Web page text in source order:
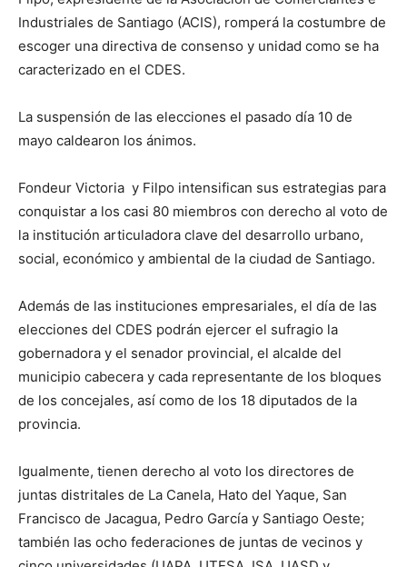
Industriales de Santiago (ACIS), romperá la costumbre de
escoger una directiva de consenso y unidad como se ha
caracterizado en el CDES.
La suspensión de las elecciones el pasado día 10 de
mayo caldearon los ánimos.
Fondeur Victoria y Filpo intensifican sus estrategias para
conquistar a los casi 80 miembros con derecho al voto de
la institución articuladora clave del desarrollo urbano,
social, económico y ambiental de la ciudad de Santiago.
Además de las instituciones empresariales, el día de las
elecciones del CDES podrán ejercer el sufragio la
gobernadora y el senador provincial, el alcalde del
municipio cabecera y cada representante de los bloques
de los concejales, así como de los 18 diputados de la
provincia.
Igualmente, tienen derecho al voto los directores de
juntas distritales de La Canela, Hato del Yaque, San
Francisco de Jacagua, Pedro García y Santiago Oeste;
también las ocho federaciones de juntas de vecinos y